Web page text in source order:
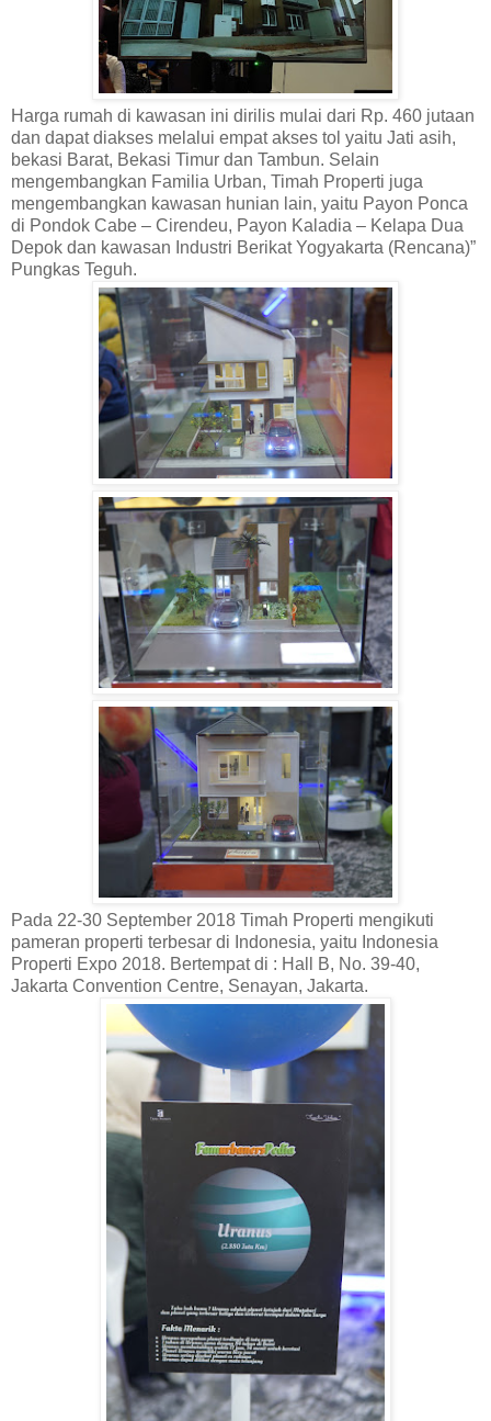
Harga rumah di kawasan ini dirilis mulai dari Rp. 460 jutaan
dan dapat diakses melalui empat akses tol yaitu Jati asih,
bekasi Barat, Bekasi Timur dan Tambun. Selain
mengembangkan Familia Urban, Timah Properti juga
mengembangkan kawasan hunian lain, yaitu Payon Ponca
di Pondok Cabe – Cirendeu, Payon Kaladia – Kelapa Dua
Depok dan kawasan Industri Berikat Yogyakarta (Rencana)”
Pungkas Teguh.
Pada 22-30 September 2018 Timah Properti mengikuti
pameran properti terbesar di Indonesia, yaitu Indonesia
Properti Expo 2018. Bertempat di : Hall B, No. 39-40,
Jakarta Convention Centre, Senayan, Jakarta.